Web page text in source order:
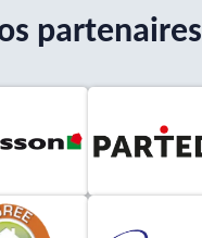
partenaires